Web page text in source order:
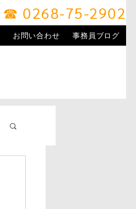
☎ 0268-75-2902
お問い合わせ 事務員ブログ